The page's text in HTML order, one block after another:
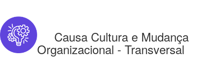
Causa Cultura e Mudança
Organizacional - Transversal